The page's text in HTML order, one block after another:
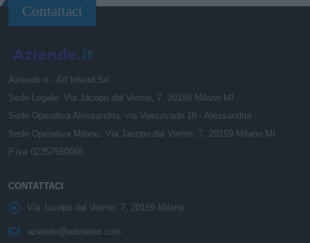
Contattaci
Aziende.it - Ad Intend Srl
Sede Legale: Via Jacopo dal Verme, 7, 20159 Milano MI
Sede Operativa Alessandria: via Vescovado 18 - Alessandria
Sede Operativa Milano: Via Jacopo dal Verme, 7, 20159 Milano MI
P.iva 02357550066
CONTATTACI
Via Jacopo dal Verme, 7, 20159 Milano
aziende@adintend.com